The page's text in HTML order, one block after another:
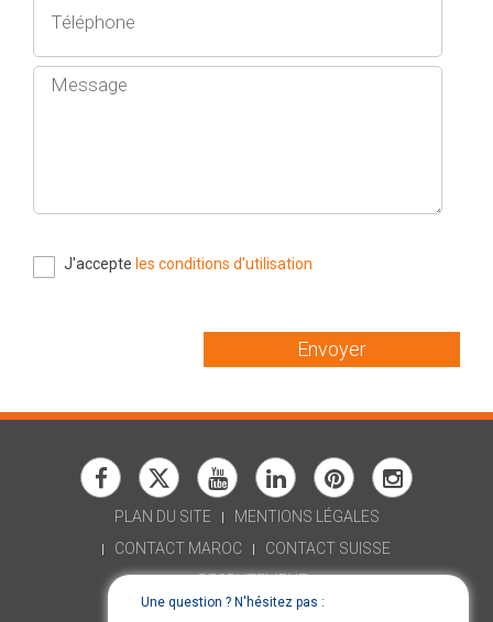
J'accepte les conditions d'utilisation
Envoyer
Une question ? N'hésitez pas :
PLAN DU SITE
MENTIONS LÉGALES
CONTACT MAROC
CONTACT SUISSE
RECRUTEMENT
DÉCLARATION D'ACCESSIBILITÉ